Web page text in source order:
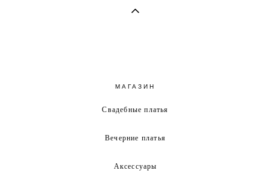
МАГАЗИН
Свадебные платья
Вечерние платья
Аксессуары